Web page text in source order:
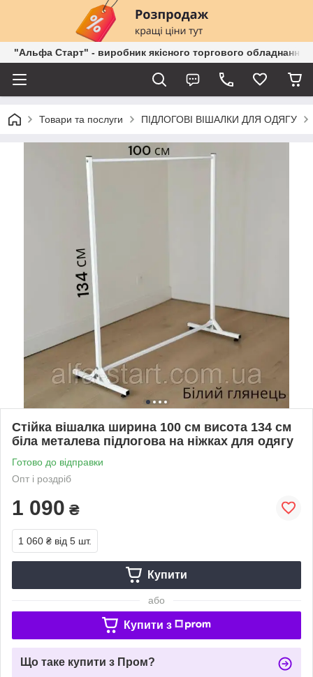
"Альфа Старт" - виробник якісного торгового обладнання
Товари та послуги ПІДЛОГОВІ ВІШАЛКИ ДЛЯ ОДЯГУ
Стійка вішалка ширина 100 см висота 134 см
біла металева підлогова на ніжках для одягу
Готово до відправки
Опт і роздріб
1 090 ₴
1 060 ₴ від 5 шт.
Купити
або
Купити з
Що таке купити з Пром?